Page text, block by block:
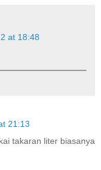
at 18:48
21:13
takaran liter biasanya